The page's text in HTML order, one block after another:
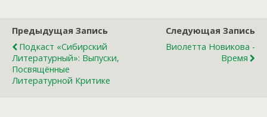
Предыдущая Запись
Подкаст «Сибирский
Литературный»: Выпуски,
Посвящённые
Литературной Критике
Следующая Запись
Виолетта Новикова -
Время